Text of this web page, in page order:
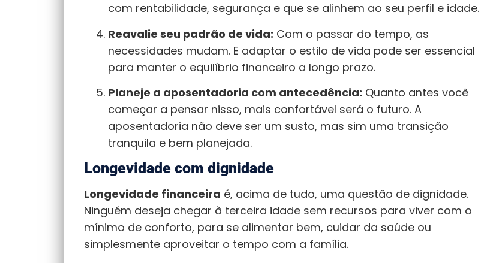
com rentabilidade, segurança e que se alinhem ao seu perfil e idade.
Reavalie seu padrão de vida: Com o passar do tempo, as
necessidades mudam. E adaptar o estilo de vida pode ser essencial
para manter o equilíbrio financeiro a longo prazo.
Planeje a aposentadoria com antecedência: Quanto antes você
começar a pensar nisso, mais confortável será o futuro. A
aposentadoria não deve ser um susto, mas sim uma transição
tranquila e bem planejada.
Longevidade com dignidade
Longevidade financeira é, acima de tudo, uma questão de dignidade.
Ninguém deseja chegar à terceira idade sem recursos para viver com o
mínimo de conforto, para se alimentar bem, cuidar da saúde ou
simplesmente aproveitar o tempo com a família.